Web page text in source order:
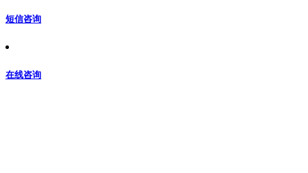
短信咨询
在线咨询